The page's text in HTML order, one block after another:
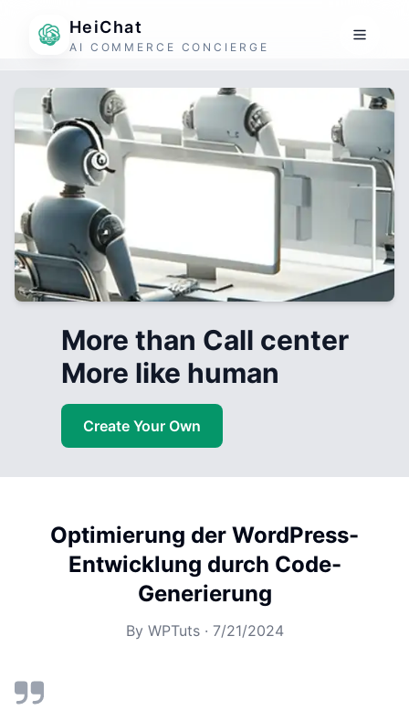
HeiChat
AI COMMERCE CONCIERGE
More than Call center
More like human
Create Your Own
Optimierung der WordPress-
Entwicklung durch Code-
Generierung
By WPTuts· 7/21/2024